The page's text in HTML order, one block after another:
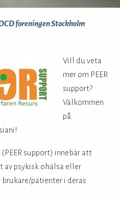
foreningen Stockholm
Vill du veta
mer om PEER
support?
Välkommen
på
(PEER support) innebär att
av psykisk ohälsa eller
patienter i deras